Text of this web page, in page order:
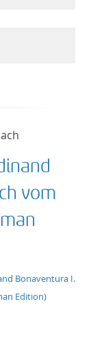
vom
Bonaventura I.
Edition)